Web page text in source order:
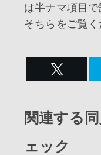
は半ナマ項目
そちらをご覧く
関連する
ェック